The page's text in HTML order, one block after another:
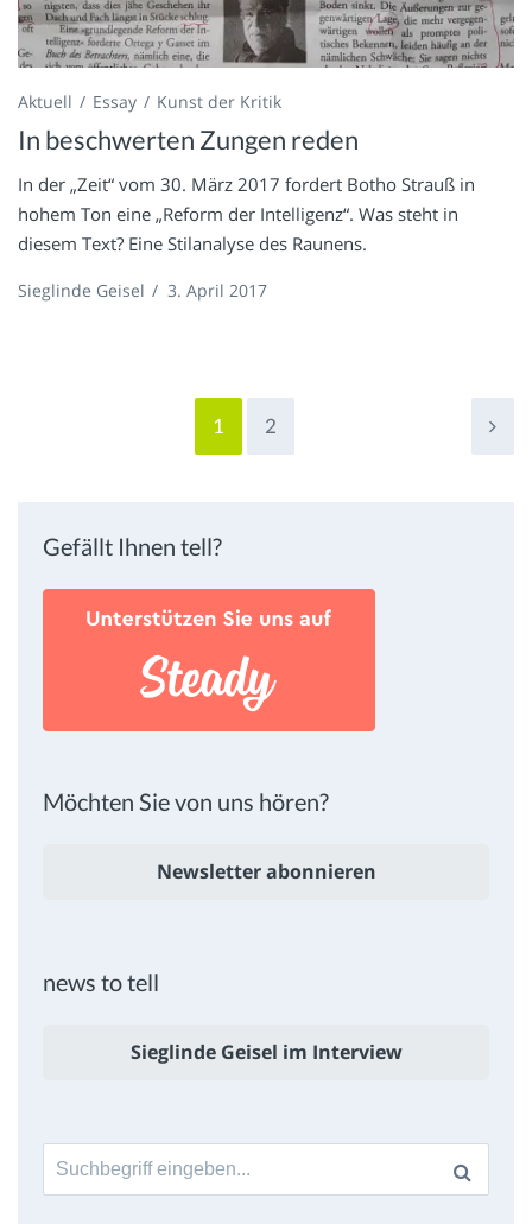
Aktuell Essay Kunst der Kritik
In beschwerten Zungen reden
In der „Zeit“ vom 30. März 2017 fordert Botho Strauß in
hohem Ton eine „Reform der Intelligenz“. Was steht in
diesem Text? Eine Stilanalyse des Raunens.
Sieglinde Geisel / 3. April 2017
1 2
Gefällt Ihnen tell?
Möchten Sie von uns hören?
Newsletter abonnieren
news to tell
Sieglinde Geisel im Interview
Suche
nach: